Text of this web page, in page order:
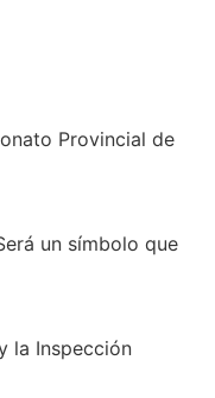
Provincial de
un símbolo que
la Inspección